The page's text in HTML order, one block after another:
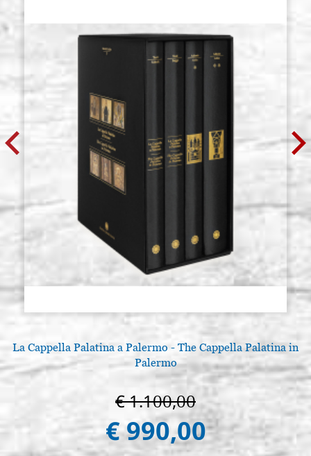
€ 39,00
Pennello in scoiattolo, tondo, serie
SR-PREMIUM (Roubloff), num. 8
Giacenza: 8 - COD.
€ 47,00
La Cappella Palatina a Palermo - The Cappella Palatina in
Palermo
€ 1.100,00
€ 990,00